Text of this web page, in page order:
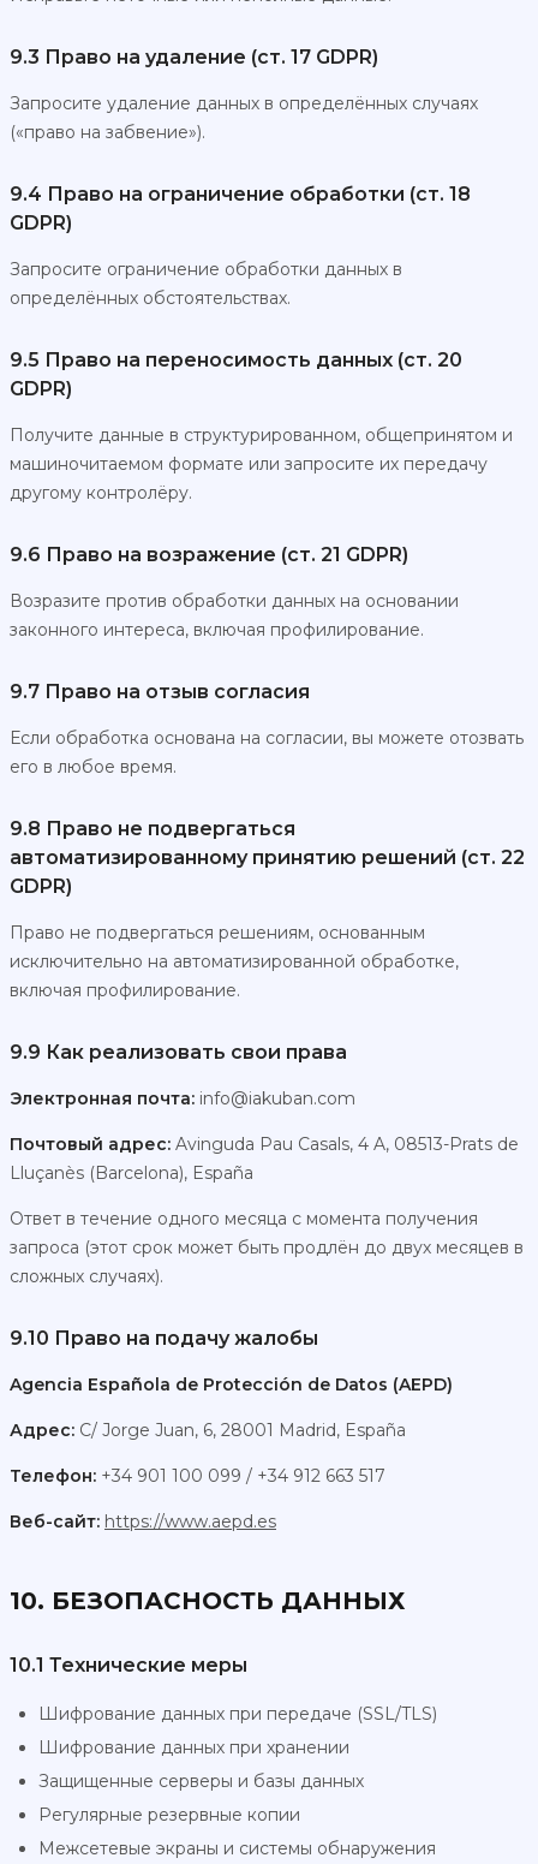
9.3 Право на удаление (ст. 17 GDPR)
Запросите удаление данных в определённых случаях
(«право на забвение»).
9.4 Право на ограничение обработки (ст. 18
GDPR)
Запросите ограничение обработки данных в
определённых обстоятельствах.
9.5 Право на переносимость данных (ст. 20
GDPR)
Получите данные в структурированном, общепринятом и
машиночитаемом формате или запросите их передачу
другому контролёру.
9.6 Право на возражение (ст. 21 GDPR)
Возразите против обработки данных на основании
законного интереса, включая профилирование.
9.7 Право на отзыв согласия
Если обработка основана на согласии, вы можете отозвать
его в любое время.
9.8 Право не подвергаться
автоматизированному принятию решений (ст. 22
GDPR)
Право не подвергаться решениям, основанным
исключительно на автоматизированной обработке,
включая профилирование.
9.9 Как реализовать свои права
Электронная почта: info@iakuban.com
Почтовый адрес: Avinguda Pau Casals, 4 A, 08513-Prats de
Lluçanès (Barcelona), España
Ответ в течение одного месяца с момента получения
запроса (этот срок может быть продлён до двух месяцев в
сложных случаях).
9.10 Право на подачу жалобы
Agencia Española de Protección de Datos (AEPD)
Адрес: C/ Jorge Juan, 6, 28001 Madrid, España
Телефон: +34 901 100 099 / +34 912 663 517
Веб-сайт: https://www.aepd.es
10. БЕЗОПАСНОСТЬ ДАННЫХ
10.1 Технические меры
Шифрование данных при передаче (SSL/TLS)
Шифрование данных при хранении
Защищенные серверы и базы данных
Регулярные резервные копии
Межсетевые экраны и системы обнаружения